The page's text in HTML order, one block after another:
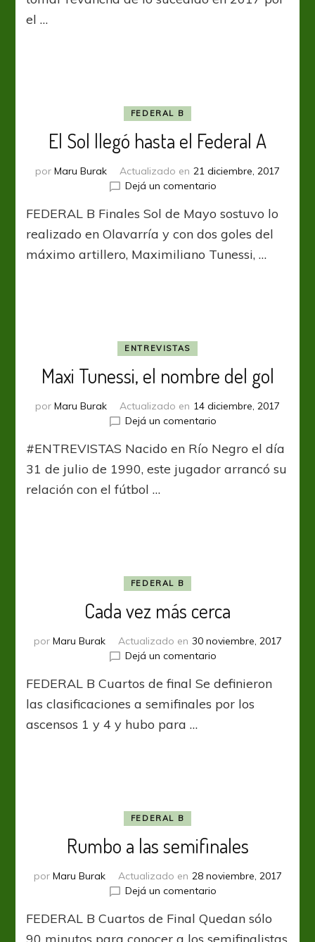
el …
FEDERAL B
El Sol llegó hasta el Federal A
por Maru Burak Actualizado en 21 diciembre, 2017
Dejá un comentarioen
Sol
llegó
hasta
el
FEDERAL B Finales Sol de Mayo sostuvo lo
realizado en Olavarría y con dos goles del
máximo artillero, Maximiliano Tunessi, …
ENTREVISTAS
Maxi Tunessi, el nombre del gol
por Maru Burak Actualizado en 14 diciembre, 2017
Dejá un comentarioen
Tunessi,
el
#ENTREVISTAS Nacido en Río Negro el día
31 de julio de 1990, este jugador arrancó su
relación con el fútbol …
FEDERAL B
Cada vez más cerca
por Maru Burak Actualizado en 30 noviembre, 2017
Dejá un comentarioen
vez
más
cerca
FEDERAL B Cuartos de final Se definieron
las clasificaciones a semifinales por los
ascensos 1 y 4 y hubo para …
FEDERAL B
Rumbo a las semifinales
por Maru Burak Actualizado en 28 noviembre, 2017
Dejá un comentarioen
a
las
FEDERAL B Cuartos de Final Quedan sólo